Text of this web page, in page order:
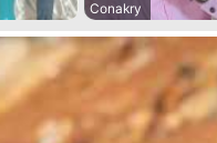
Conakry